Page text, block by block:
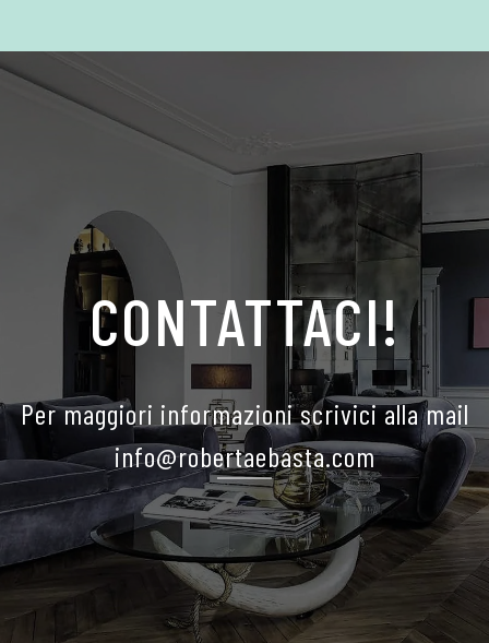
CONTATTACI!
Per maggiori informazioni scrivici alla mail
info@robertaebasta.com